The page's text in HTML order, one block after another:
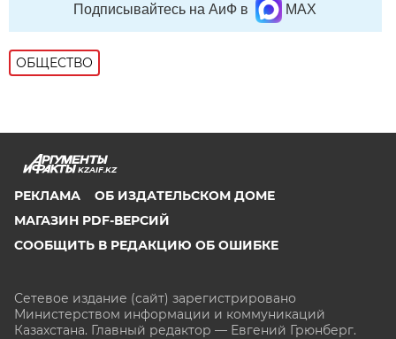
Подписывайтесь на АиФ в MAX
ОБЩЕСТВО
KZAIF.KZ
РЕКЛАМА
ОБ ИЗДАТЕЛЬСКОМ ДОМЕ
МАГАЗИН PDF-ВЕРСИЙ
СООБЩИТЬ В РЕДАКЦИЮ ОБ ОШИБКЕ
Сетевое издание (сайт) зарегистрировано
Министерством информации и коммуникаций
Казахстана. Главный редактор — Евгений Грюнберг.